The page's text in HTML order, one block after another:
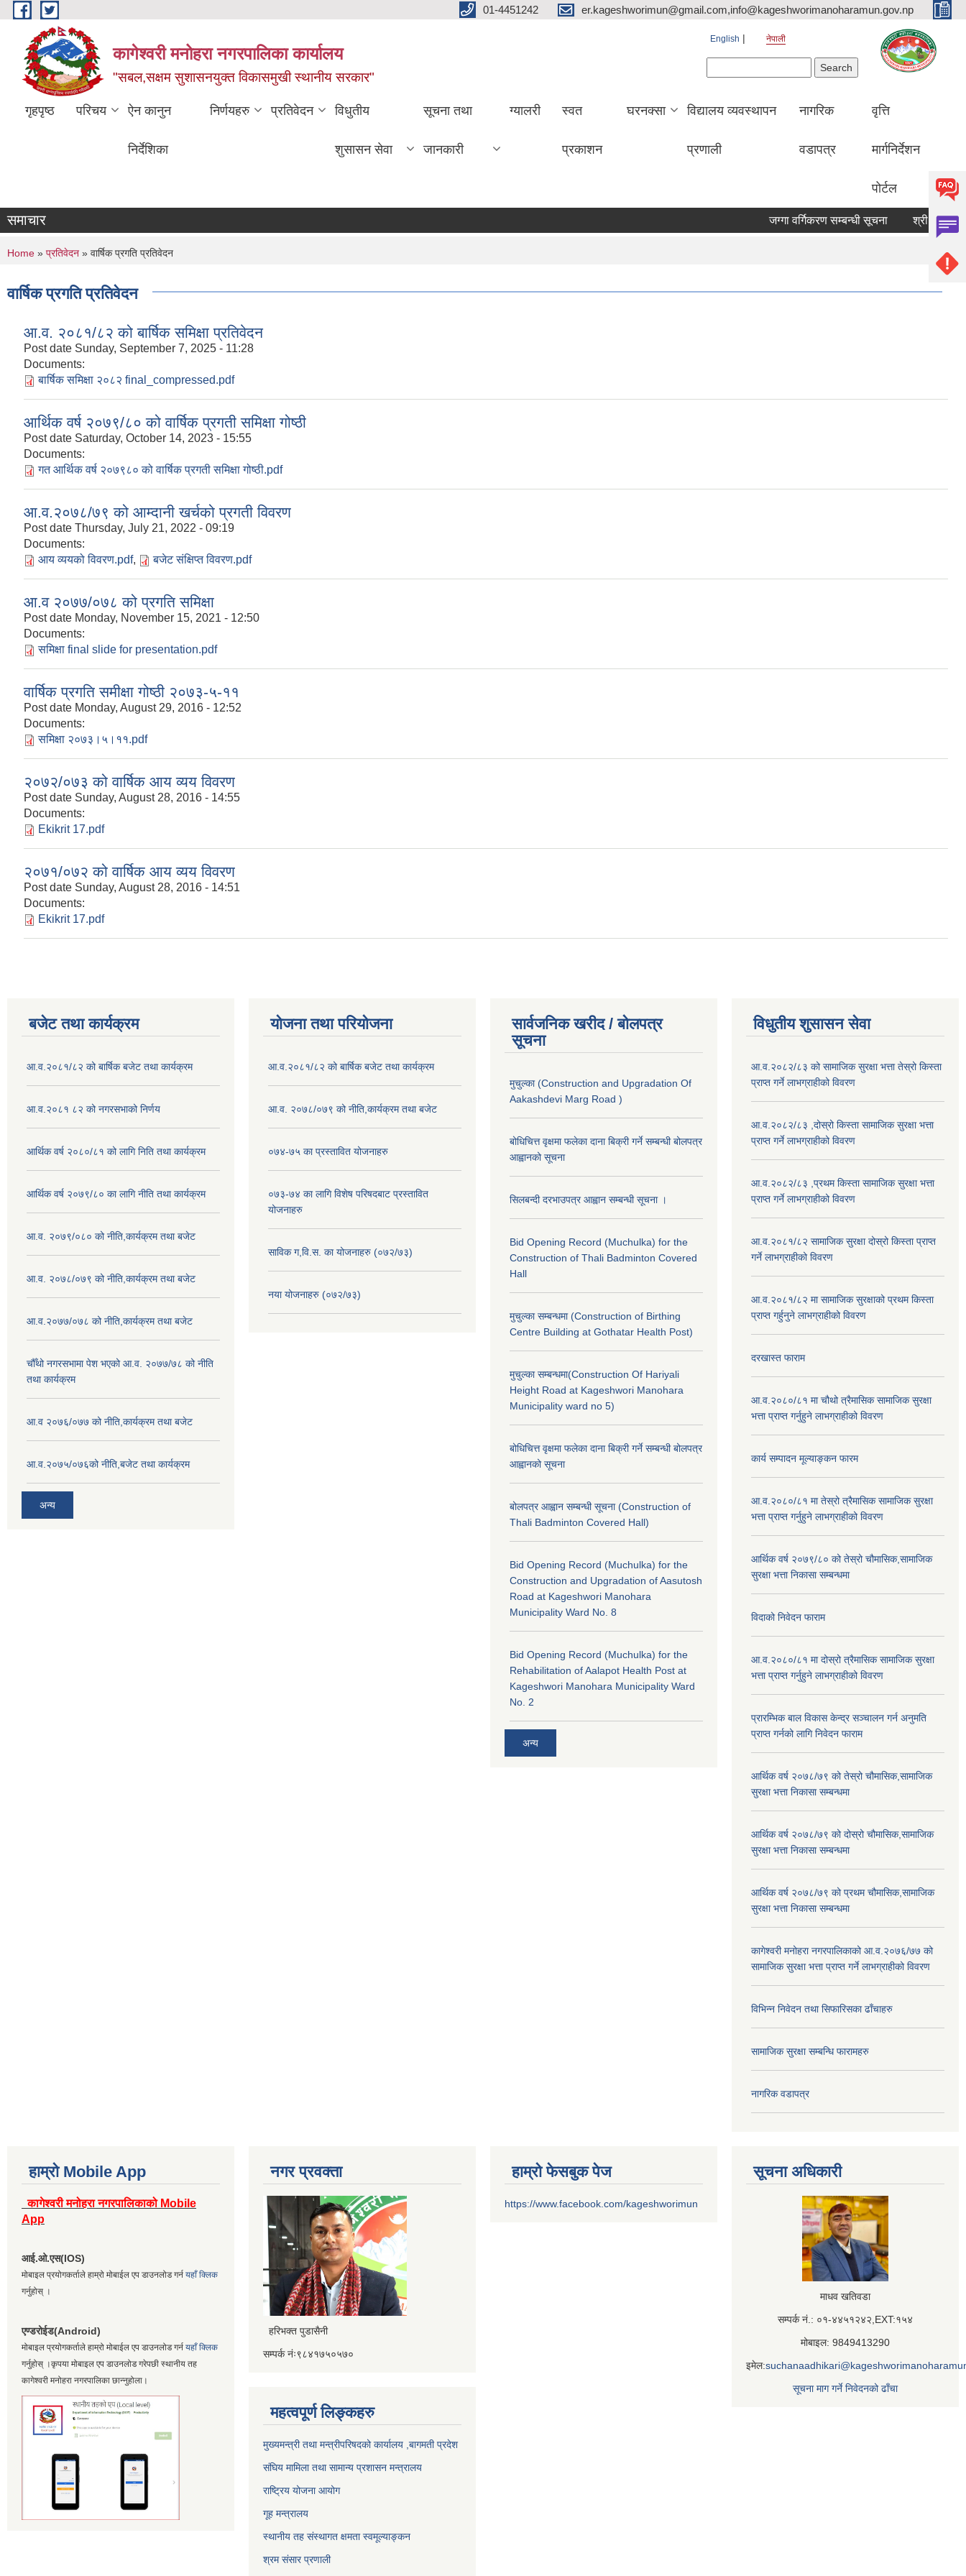
Skip to main content 01-4451242 er.kageshworimun@gmail.com,info@kageshworimanoharamun.gov.np
कागेश्वरी मनोहरा नगरपालिका कार्यालय
"सबल,सक्षम सुशासनयुक्त विकासमुखी स्थानीय सरकार"
English नेपाली
गृहपृष्ठ परिचय ऐन कानुन
निर्देशिका
निर्णयहरु प्रतिवेदन विधुतीय
शुसासन सेवा
सूचना तथा
जानकारी
ग्यालरी स्वत
प्रकाशन
घरनक्सा विद्यालय व्यवस्थापन
प्रणाली
नागरिक
वडापत्र
वृत्ति
मार्गनिर्देशन
पोर्टल
समाचार जग्गा वर्गिकरण सम्बन्धी सूचना श्री सिद्दि गणेश
You are here
Home » प्रतिवेदन » वार्षिक प्रगति प्रतिवेदन
वार्षिक प्रगति प्रतिवेदन
आ.व. २०८१/८२ को बार्षिक समिक्षा प्रतिवेदन
Post date Sunday, September 7, 2025 - 11:28
Documents:
बार्षिक समिक्षा २०८२ final_compressed.pdf
आर्थिक वर्ष २०७९/८० को वार्षिक प्रगती समिक्षा गोष्ठी
Post date Saturday, October 14, 2023 - 15:55
Documents:
गत आर्थिक वर्ष २०७९८० को वार्षिक प्रगती समिक्षा गोष्ठी.pdf
आ.व.२०७८/७९ को आम्दानी खर्चको प्रगती विवरण
Post date Thursday, July 21, 2022 - 09:19
Documents:
आय व्ययको विवरण.pdf, बजेट संक्षिप्त विवरण.pdf
आ.व २०७७/०७८ को प्रगति समिक्षा
Post date Monday, November 15, 2021 - 12:50
Documents:
समिक्षा final slide for presentation.pdf
वार्षिक प्रगति समीक्षा गोष्ठी २०७३-५-११
Post date Monday, August 29, 2016 - 12:52
Documents:
समिक्षा २०७३।५।११.pdf
२०७२/०७३ को वार्षिक आय व्यय विवरण
Post date Sunday, August 28, 2016 - 14:55
Documents:
Ekikrit 17.pdf
२०७१/०७२ को वार्षिक आय व्यय विवरण
Post date Sunday, August 28, 2016 - 14:51
Documents:
Ekikrit 17.pdf
बजेट तथा कार्यक्रम
आ.व.२०८१/८२ को बार्षिक बजेट तथा कार्यक्रम
आ.व.२०८१ ८२ को नगरसभाको निर्णय
आर्थिक वर्ष २०८०/८१ को लागि निति तथा कार्यक्रम
आर्थिक वर्ष २०७९/८० का लागि नीति तथा कार्यक्रम
आ.व. २०७९/०८० को नीति,कार्यक्रम तथा बजेट
आ.व. २०७८/०७९ को नीति,कार्यक्रम तथा बजेट
आ.व.२०७७/०७८ को नीति,कार्यक्रम तथा बजेट
चौँथो नगरसभामा पेश भएको आ.व. २०७७/७८ को नीति
तथा कार्यक्रम
आ.व २०७६/०७७ को नीति,कार्यक्रम तथा बजेट
आ.व.२०७५/०७६को नीति,बजेट तथा कार्यक्रम
अन्य
योजना तथा परियोजना
आ.व.२०८१/८२ को बार्षिक बजेट तथा कार्यक्रम
आ.व. २०७८/०७९ को नीति,कार्यक्रम तथा बजेट
०७४-७५ का प्रस्तावित योजनाहरु
०७३-७४ का लागि विशेष परिषदबाट प्रस्तावित
योजनाहरु
साविक ग,वि.स. का योजनाहरु (०७२/७३)
नया योजनाहरु (०७२/७३)
सार्वजनिक खरीद / बोलपत्र
सूचना
मुचुल्का (Construction and Upgradation Of
Aakashdevi Marg Road )
बोधिचित्त वृक्षमा फलेका दाना बिक्री गर्ने सम्बन्धी बोलपत्र
आह्वानको सूचना
सिलबन्दी दरभाउपत्र आह्वान सम्बन्धी सूचना ।
Bid Opening Record (Muchulka) for the
Construction of Thali Badminton Covered
Hall
मुचुल्का सम्बन्धमा (Construction of Birthing
Centre Building at Gothatar Health Post)
मुचुल्का सम्बन्धमा(Construction Of Hariyali
Height Road at Kageshwori Manohara
Municipality ward no 5)
बोधिचित्त वृक्षमा फलेका दाना बिक्री गर्ने सम्बन्धी बोलपत्र
आह्वानको सूचना
बोलपत्र आह्वान सम्बन्धी सूचना (Construction of
Thali Badminton Covered Hall)
Bid Opening Record (Muchulka) for the
Construction and Upgradation of Aasutosh
Road at Kageshwori Manohara
Municipality Ward No. 8
Bid Opening Record (Muchulka) for the
Rehabilitation of Aalapot Health Post at
Kageshwori Manohara Municipality Ward
No. 2
अन्य
विधुतीय शुसासन सेवा
आ.व.२०८२/८३ को सामाजिक सुरक्षा भत्ता तेस्रो किस्ता
प्राप्त गर्ने लाभग्राहीको विवरण
आ.व.२०८२/८३ ,दोस्रो किस्ता सामाजिक सुरक्षा भत्ता
प्राप्त गर्ने लाभग्राहीको विवरण
आ.व.२०८२/८३ ,प्रथम किस्ता सामाजिक सुरक्षा भत्ता
प्राप्त गर्ने लाभग्राहीको विवरण
आ.व.२०८१/८२ सामाजिक सुरक्षा दोस्रो किस्ता प्राप्त
गर्ने लाभग्राहीको विवरण
आ.व.२०८१/८२ मा सामाजिक सुरक्षाको प्रथम किस्ता
प्राप्त गर्हुनुने लाभग्राहीको विवरण
दरखास्त फाराम
आ.व.२०८०/८१ मा चौथो त्रैमासिक सामाजिक सुरक्षा
भत्ता प्राप्त गर्नुहुने लाभग्राहीको विवरण
कार्य सम्पादन मूल्याङ्कन फारम
आ.व.२०८०/८१ मा तेस्रो त्रैमासिक सामाजिक सुरक्षा
भत्ता प्राप्त गर्नुहुने लाभग्राहीको विवरण
आर्थिक वर्ष २०७९/८० को तेस्रो चौमासिक,सामाजिक
सुरक्षा भत्ता निकासा सम्बन्धमा
विदाको निवेदन फाराम
आ.व.२०८०/८१ मा दोस्रो त्रैमासिक सामाजिक सुरक्षा
भत्ता प्राप्त गर्नुहुने लाभग्राहीको विवरण
प्रारम्भिक बाल विकास केन्द्र सञ्चालन गर्न अनुमति
प्राप्त गर्नको लागि निवेदन फाराम
आर्थिक वर्ष २०७८/७९ को तेस्रो चौमासिक,सामाजिक
सुरक्षा भत्ता निकासा सम्बन्धमा
आर्थिक वर्ष २०७८/७९ को दोस्रो चौमासिक,सामाजिक
सुरक्षा भत्ता निकासा सम्बन्धमा
आर्थिक वर्ष २०७८/७९ को प्रथम चौमासिक,सामाजिक
सुरक्षा भत्ता निकासा सम्बन्धमा
कागेश्वरी मनोहरा नगरपालिकाको आ.व.२०७६/७७ को
सामाजिक सुरक्षा भत्ता प्राप्त गर्ने लाभग्राहीको विवरण
विभिन्न निवेदन तथा सिफारिसका ढाँचाहरु
सामाजिक सुरक्षा सम्बन्धि फारामहरु
नागरिक वडापत्र
हाम्रो Mobile App
कागेश्वरी मनोहरा नगरपालिकाको Mobile
App
आई.ओ.एस(IOS)
मोबाइल प्रयोगकर्ताले हाम्रो मोबाईल एप डाउनलोड गर्न यहाँ क्लिक
गर्नुहोस् ।
एण्डरोईड(Android)
मोबाइल प्रयोगकर्ताले हाम्रो मोबाईल एप डाउनलोड गर्न यहाँ क्लिक
गर्नुहोस् ।कृपया मोबाइल एप डाउनलोड गरेपछी स्थानीय तह
कागेश्वरी मनोहरा नगरपालिका छान्नुहोला।
नगर प्रवक्ता
हरिभक्त पुडासैनी
सम्पर्क नंः९८४१७५०५७०
महत्वपूर्ण लिङ्कहरु
मुख्यमन्त्री तथा मन्त्रीपरिषदको कार्यालय ,बागमती प्रदेश
संघिय मामिला तथा सामान्य प्रशासन मन्त्रालय
राष्ट्रिय योजना आयोग
गूह मन्त्रालय
स्थानीय तह संस्थागत क्षमता स्वमूल्याङ्कन
श्रम संसार प्रणाली
हाम्रो फेसबुक पेज
https://www.facebook.com/kageshworimun
सूचना अधिकारी
माधव खतिवडा
सम्पर्क नं.: ०१-४४५१२४२,EXT:१५४
मोबाइल: 9849413290
इमेल:
सूचना माग गर्ने निवेदनको ढाँचा